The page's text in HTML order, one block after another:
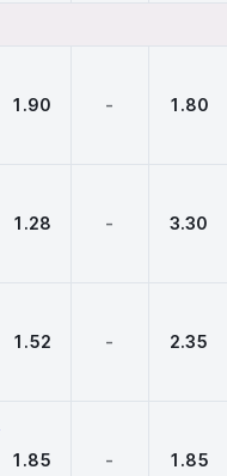
1.90 - 1.80
1.28 - 3.30
1.52 - 2.35
1.85 - 1.85